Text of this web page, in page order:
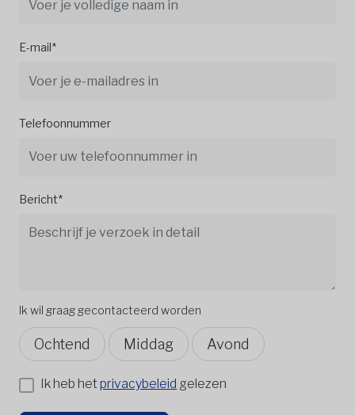
E-mail*
Telefoonnummer
Bericht*
Ik wil graag gecontacteerd worden
Ochtend Middag Avond
Ik heb hetprivacybeleid gelezen